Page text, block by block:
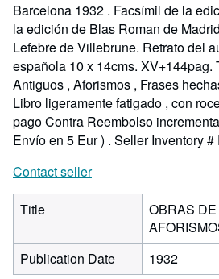
Barcelona 1932 . Facsímil de la
la edición de Blas Roman de
Lefebre de Villebrune. Retrato del
española 10 x 14cms. XV+144pag.
Antiguos , Aforismos , Frases
Libro ligeramente fatigado , con
pago Contra Reembolso
Envío en 5 Eur ) . Seller Inventory #
Contact seller
Title
OBRAS
Publication Date
1932